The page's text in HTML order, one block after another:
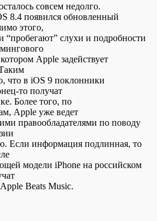
совсем недолго.
8.4 появился обновленный
этого,
“пробегают” слухи и подробности
Apple задействует
что в iOS 9 поклонники
то получат
Более того, по
Apple уже ведет
правообладателями по поводу
Если информация подлинная, то
модели iPhone на российском
Beats Music.